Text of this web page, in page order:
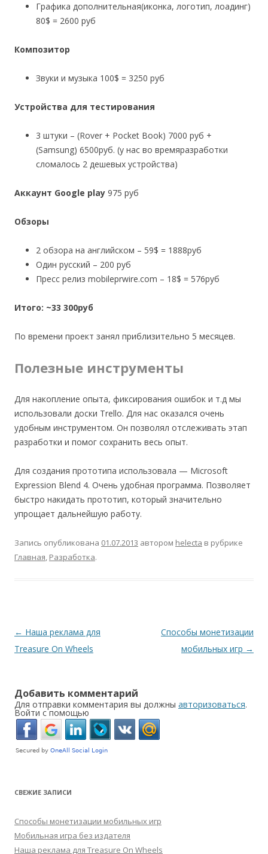
Графика дополнительная(иконка, логотип, лоадинг)
80$ = 2600 руб
Композитор
Звуки и музыка 100$ = 3250 руб
Устройства для тестирования
3 штуки – (Rover + Pocket Book) 7000 руб +
(Samsung) 6500руб. (у нас во времяразработки
сломалось 2 дешевых устройства)
Аккаунт Google play 975 руб
Обзоры
2 обзора на английском – 59$ = 1888руб
Один русский – 200 руб
Пресс релиз mobileprwire.com – 18$ = 576руб
Итого: ~33 300руб
По времени проект занял приблизительно 5 месяцев.
Полезные инструменты
Для накопление опыта, фиксирования ошибок и т.д мы
использовали доски Trello. Для нас оказался очень
удобным инструментом. Он позволял отслеживать этап
разработки и помог сохранить весь опыт.
Для создания прототипа использовала — Microsoft
Expression Blend 4. Очень удобная программа. Позволяет
быстро накидать прототип, который значительно
упрощает дальнейшую работу.
Запись опубликована 01.07.2013 автором helecta в рубрике
Главная, Разработка.
Навигация по записям
← Наша реклама для
Treasure On Wheels
Способы монетизации
мобильных игр →
Добавить комментарий
Для отправки комментария вы должны авторизоваться.
Войти с помощью
СВЕЖИЕ ЗАПИСИ
Способы монетизации мобильных игр
Мобильная игра без издателя
Наша реклама для Treasure On Wheels